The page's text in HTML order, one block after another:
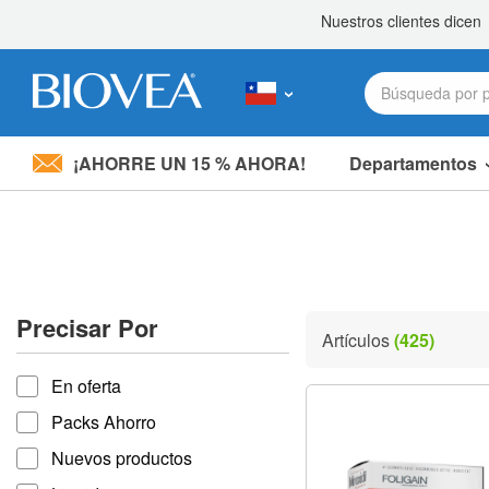
Nota:
accesibilidad.
Presione
Control-
F11
para
ajustar
¡AHORRE UN 15 % AHORA! Departamentos
Precisar Por
Precisar por
En oferta
Packs Ahorro
Nuevos productos
Artículos(425)